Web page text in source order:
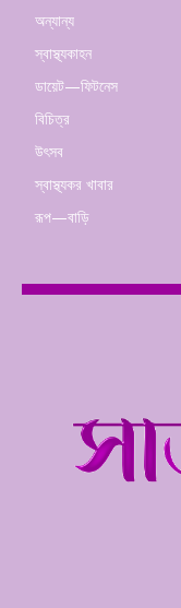
অন্যান্য
স্বাস্থ্যকাহন
ডায়েট—ফিটনেস
বিচিত্র
উৎসব
স্বাস্থ্যকর খাবার
রূপ—বাড়ি